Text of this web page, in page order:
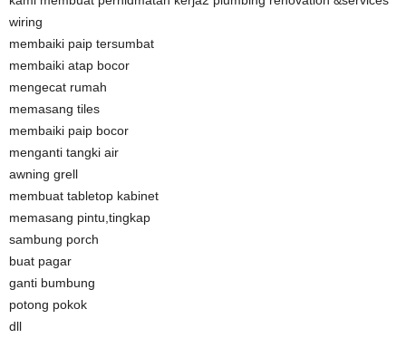
wiring
membaiki paip tersumbat
membaiki atap bocor
mengecat rumah
memasang tiles
membaiki paip bocor
menganti tangki air
awning grell
membuat tabletop kabinet
memasang pintu,tingkap
sambung porch
buat pagar
ganti bumbung
potong pokok
dll